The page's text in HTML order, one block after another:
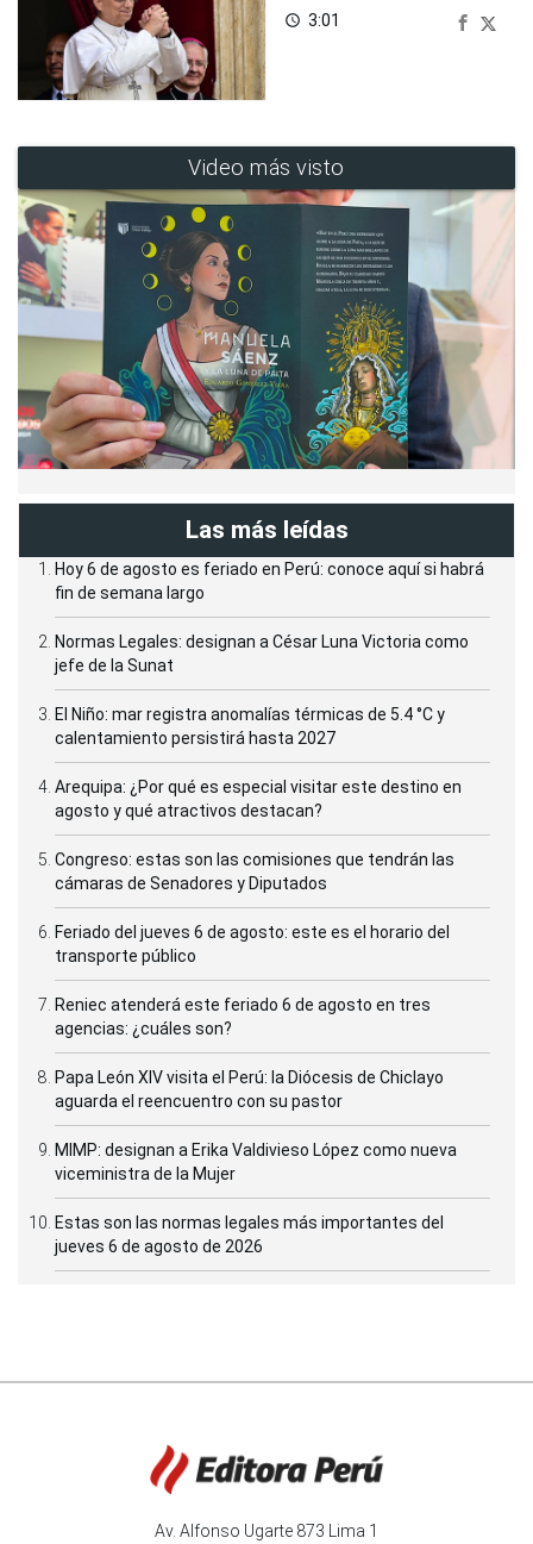
access_time 3:01
Video más visto
Las más leídas
Hoy 6 de agosto es feriado en Perú: conoce aquí si habrá
fin de semana largo
Normas Legales: designan a César Luna Victoria como
jefe de la Sunat
El Niño: mar registra anomalías térmicas de 5.4 °C y
calentamiento persistirá hasta 2027
Arequipa: ¿Por qué es especial visitar este destino en
agosto y qué atractivos destacan?
Congreso: estas son las comisiones que tendrán las
cámaras de Senadores y Diputados
Feriado del jueves 6 de agosto: este es el horario del
transporte público
Reniec atenderá este feriado 6 de agosto en tres
agencias: ¿cuáles son?
Papa León XIV visita el Perú: la Diócesis de Chiclayo
aguarda el reencuentro con su pastor
MIMP: designan a Erika Valdivieso López como nueva
viceministra de la Mujer
Estas son las normas legales más importantes del
jueves 6 de agosto de 2026
Av. Alfonso Ugarte 873 Lima 1